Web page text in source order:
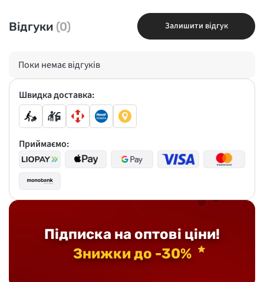
Відгуки (0) Залишити відгук
Поки немає відгуків
Підписка на оптові ціни!
Знижки до -30%
Швидка доставка:
Приймаємо: